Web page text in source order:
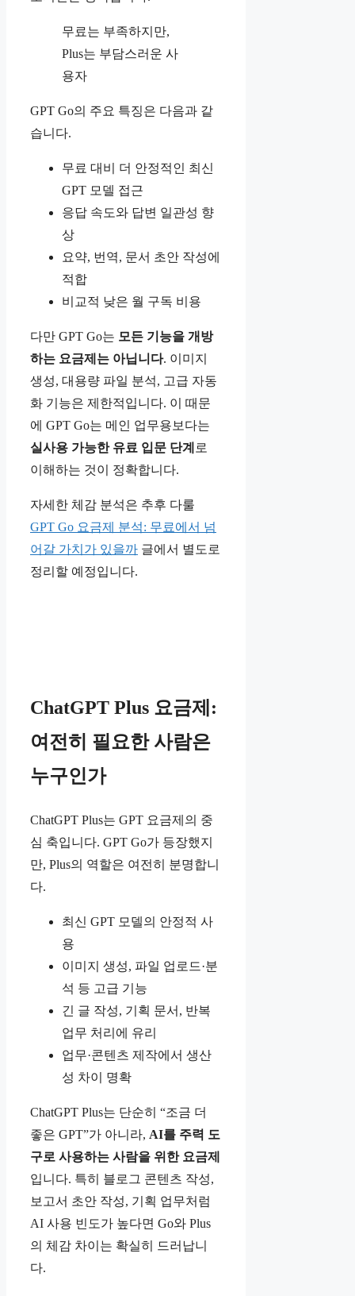
무료는 부족하지만,
Plus는 부담스러운 사
용자
GPT Go의 주요 특징은 다음과 같
습니다.
무료 대비 더 안정적인 최신
GPT 모델 접근
응답 속도와 답변 일관성 향
상
요약, 번역, 문서 초안 작성에
적합
비교적 낮은 월 구독 비용
다만 GPT Go는 모든 기능을 개방
하는 요금제는 아닙니다. 이미지
생성, 대용량 파일 분석, 고급 자동
화 기능은 제한적입니다. 이 때문
에 GPT Go는 메인 업무용보다는
실사용 가능한 유료 입문 단계 로
이해하는 것이 정확합니다.
자세한 체감 분석은 추후 다룰
GPT Go 요금제 분석: 무료에서 넘
어갈 가치가 있을까 글에서 별도로
정리할 예정입니다.
ChatGPT Plus 요금제:
여전히 필요한 사람은
누구인가
ChatGPT Plus는 GPT 요금제의 중
심 축입니다. GPT Go가 등장했지
만, Plus의 역할은 여전히 분명합니
다.
최신 GPT 모델의 안정적 사
용
이미지 생성, 파일 업로드·분
석 등 고급 기능
긴 글 작성, 기획 문서, 반복
업무 처리에 유리
업무·콘텐츠 제작에서 생산
성 차이 명확
ChatGPT Plus는 단순히 “조금 더
좋은 GPT”가 아니라, AI를 주력 도
구로 사용하는 사람을 위한 요금제
입니다. 특히 블로그 콘텐츠 작성,
보고서 초안 작성, 기획 업무처럼
AI 사용 빈도가 높다면 Go와 Plus
의 체감 차이는 확실히 드러납니
다.